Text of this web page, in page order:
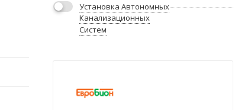
Установка Автономных
Канализационных
Систем